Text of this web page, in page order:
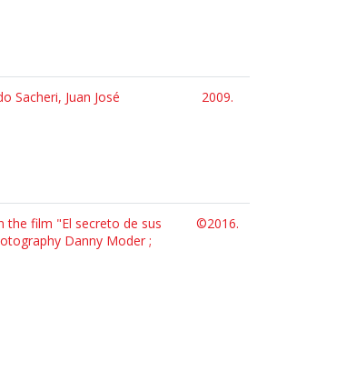
Sacheri, Juan José
2009.
the film "El secreto de sus
Danny Moder ;
©2016.